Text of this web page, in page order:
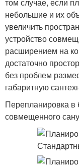
небольшие и их
увеличить
устройство
расширением на
достаточно
без проблем
габаритную
Перепланировка в
совмещенного